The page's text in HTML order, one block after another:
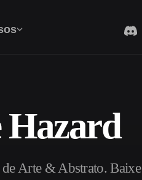
Gerador De Vídeo IA
Crie vídeos a partir de texto
IA.
Hazard
Arte & Abstrato. Baixe